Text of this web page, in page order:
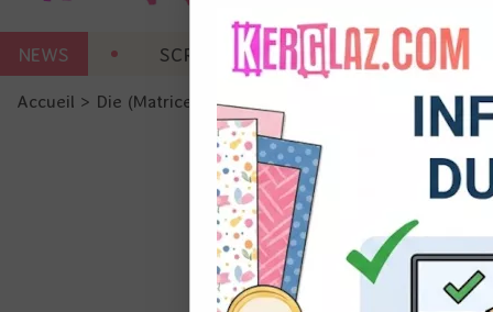
NEWS SCRAP CARTERIE MACHINES
Accueil > Die (Matrice de découpe) Die format standard
Ils
et du
précises
Si vous
de la